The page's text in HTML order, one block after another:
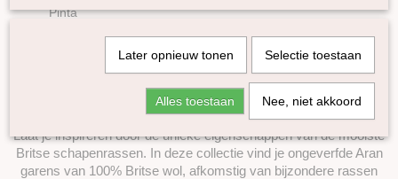
Pinta
Merino kantgaren
British Blue Wool
Pippi
Ontdek de mooiste Britse wolrassen in naturel
Aran garen
Laat je inspireren door de unieke eigenschappen van de mooiste
Britse schapenrassen. In deze collectie vind je ongeverfde Aran
garens van 100% Britse wol, afkomstig van bijzondere rassen
Later opnieuw tonen Selectie toestaan
Alles toestaan Nee, niet akkoord